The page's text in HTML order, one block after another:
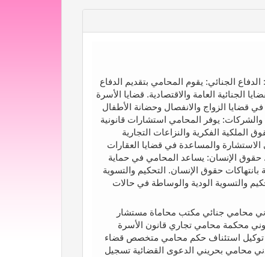
الجنائي: يقوم المحامي بتقديم الدفاع
الجنائية العامة والاقتصادية. قضايا الأسرة
قضايا الزواج والانفصال وحضانة الأطفال
والشركات: يوفر المحامي استشارات قانونية
الملكية الفكرية والنزاعات التجارية
الاستشارة والمساعدة في قضايا العقارات
حقوق الإنسان: يساعد المحامي في حماية
حقوق الإنسان. التحكيم والتسوية
والتسوية الودية والوساطة في حالات
محامي جنائي مكتب محاماة مستشار
محكمة محامي تجاري قانون الأسرة
توكيل استئناف حكم محامي متخصص قضاء
محامي بحريني الدعوى القضائية تسجيل